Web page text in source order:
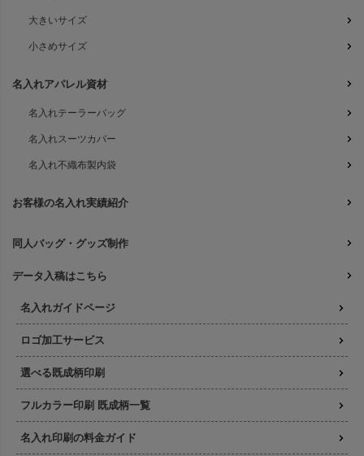
大きいサイズ
小さめサイズ
名入れアパレル資材
名入れテーラーバッグ
名入れスーツカバー
名入れ不織布製内袋
お客様の名入れ実績紹介
同人バッグ・グッズ制作
データ入稿はこちら
名入れガイドページ
ロゴ加工サービス
選べる既成柄印刷
フルカラー印刷 既成柄一覧
名入れ印刷の料金ガイド